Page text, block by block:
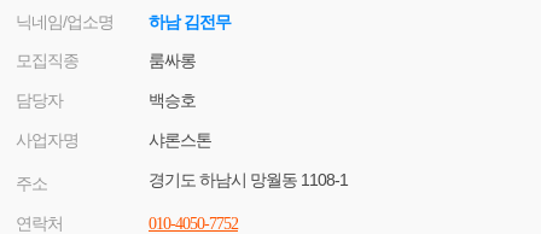
닉네임/업소명
하남 김전무
모집직종
룸싸롱
담당자 백승호
사업자명 샤론스톤
주소 경기도 하남시 망월동 1108-1
연락처 010-4050-7752